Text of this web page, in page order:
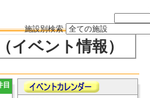
施設別検索
イベント情報）